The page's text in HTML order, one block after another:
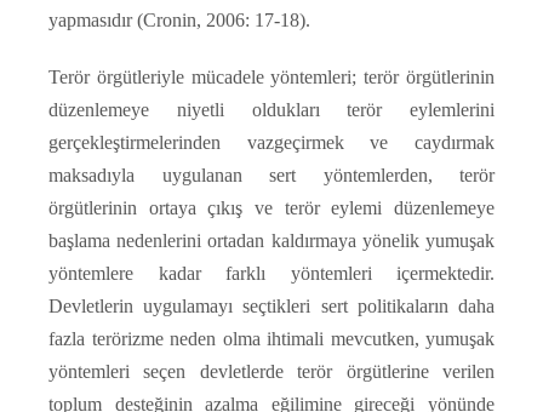
yapmasıdır (Cronin, 2006: 17-18).
Terör örgütleriyle mücadele yöntemleri; terör örgütlerinin
düzenlemeye niyetli oldukları terör eylemlerini
gerçekleştirmelerinden vazgeçirmek ve caydırmak
maksadıyla uygulanan sert yöntemlerden, terör
örgütlerinin ortaya çıkış ve terör eylemi düzenlemeye
başlama nedenlerini ortadan kaldırmaya yönelik yumuşak
yöntemlere kadar farklı yöntemleri içermektedir.
Devletlerin uygulamayı seçtikleri sert politikaların daha
fazla terörizme neden olma ihtimali mevcutken, yumuşak
yöntemleri seçen devletlerde terör örgütlerine verilen
toplum desteğinin azalma eğilimine gireceği yönünde